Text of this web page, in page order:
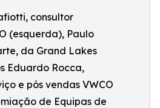
consultor
(esquerda), Paulo
da Grand Lakes
Eduardo Rocca,
e pós vendas VWCO
de Equipas de